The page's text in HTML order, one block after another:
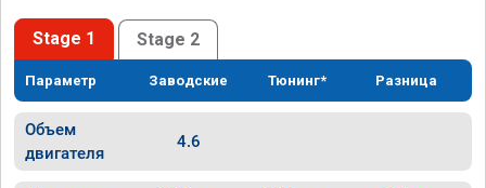
Stage 1 Stage 2
Параметр Заводские Тюнинг* Разница
Объем
двигателя
4.6